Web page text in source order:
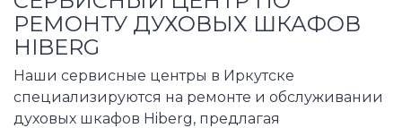
РЕМОНТУ ДУХОВЫХ ШКАФОВ
HIBERG
Наши сервисные центры в Иркутске
специализируются на ремонте и обслуживании
духовых шкафов Hiberg, предлагая